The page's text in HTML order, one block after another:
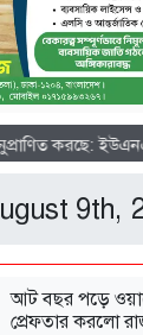
করছে:
9th,
আট বছর পড়ে
প্রেফতার করলো